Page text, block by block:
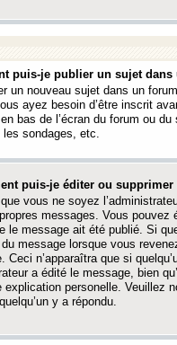
puis-je publier un sujet dans
un nouveau sujet dans un
ayez besoin d’être inscrit
bas de l’écran du forum ou
les sondages, etc.
puis-je éditer ou supprimer
vous ne soyez
messages. Vous pouvez
le message ait été publié. Si
message lorsque vous
Ceci n’apparaîtra que si
a édité le message, bien
explication personelle. Veuillez
y a répondu.